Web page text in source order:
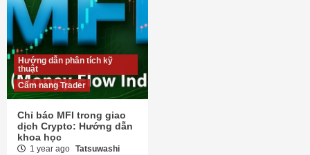
Hướng dẫn phân tích kỹ
thuật
Cẩm nang Trader
Chỉ báo MFI trong giao
dịch Crypto: Hướng dẫn
khoa học
1 year ago Tatsuwashi